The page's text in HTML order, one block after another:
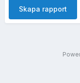
Skapa rapport